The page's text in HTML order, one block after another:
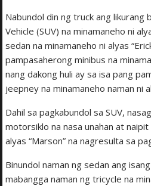
Nabundol din ng truck ang likurang
Vehicle (SUV) na minamaneho ni
sedan na minamaneho ni alyas
pampasaherong minibus na
nang dakong huli ay sa isa pang
jeepney na minamaneho naman ni
Dahil sa pagkabundol sa SUV,
motorsiklo na nasa unahan at
alyas “Marson” na nagresulta sa
Binundol naman ng sedan ang
mabangga naman ng tricycle na